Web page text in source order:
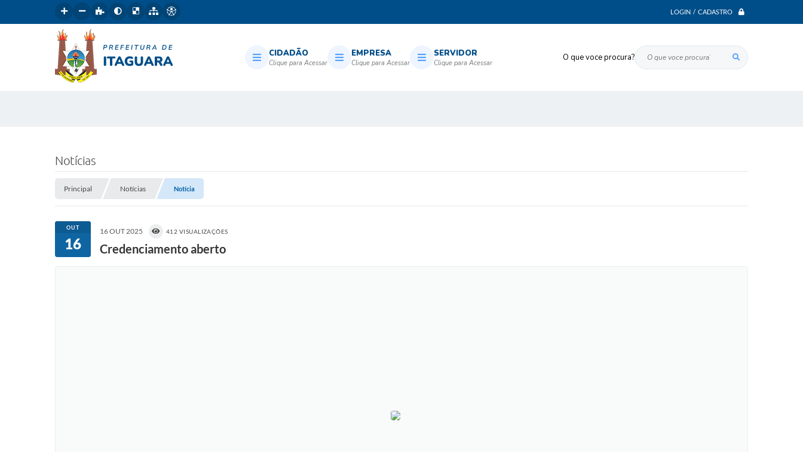
LOGIN / CADASTRO
O que voce procura?
CIDADÃO EMPRESA SERVIDOR
Notícias
Principal Notícias Notícia
OUT
16
16 OUT 2025 412 VISUALIZAÇÕES
Credenciamento aberto